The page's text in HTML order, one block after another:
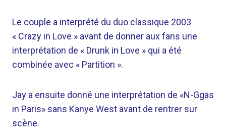
Le couple a interprété du duo classique 2003
« Crazy in Love » avant de donner aux fans une
interprétation de « Drunk in Love » qui a été
combinée avec « Partition ».
Jay a ensuite donné une interprétation de «N-Ggas
in Paris» sans Kanye West avant de rentrer sur
scène.